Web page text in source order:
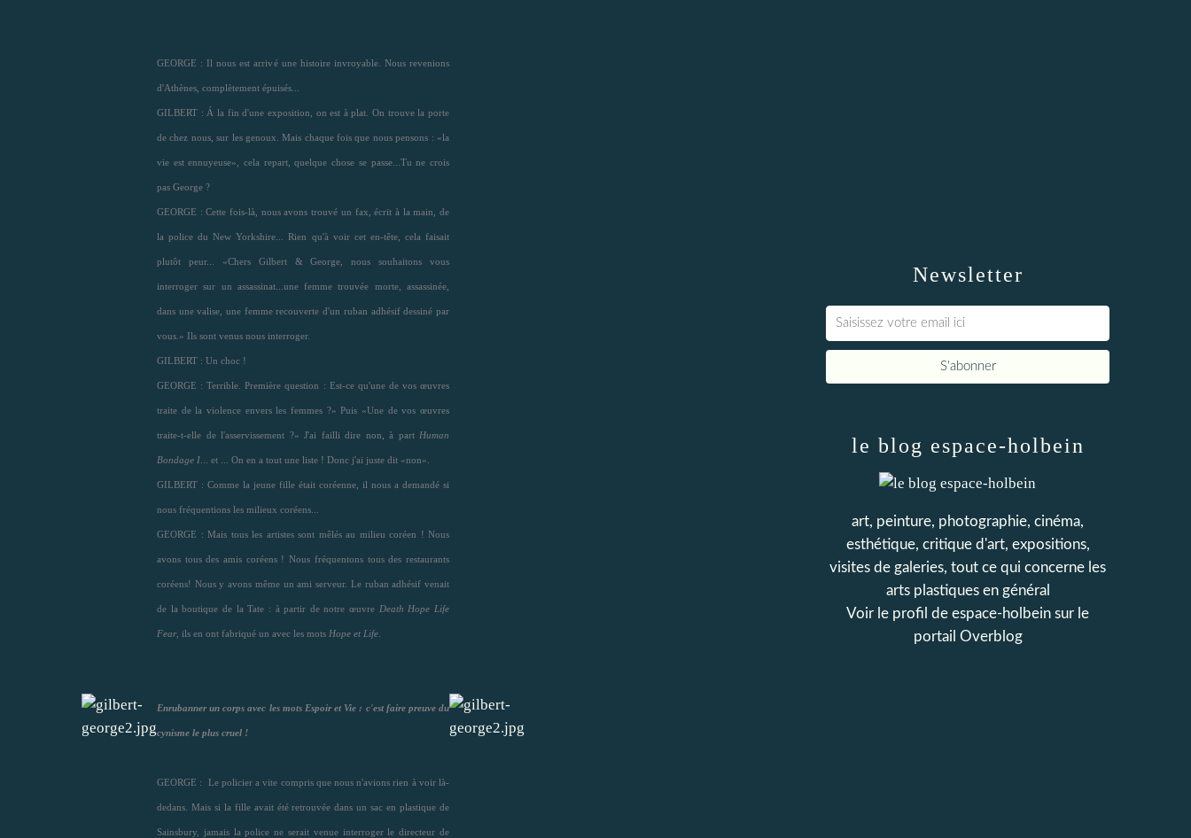
GEORGE : Il nous est arrivé une histoire invroyable. Nous revenions
d'Athènes, complètement épuisés...
GILBERT : Á la fin d'une exposition, on est à plat. On trouve la porte
de chez nous, sur les genoux. Mais chaque fois que nous pensons : «la
vie est ennuyeuse», cela repart, quelque chose se passe...Tu ne crois
pas George ?
GEORGE : Cette fois-là, nous avons trouvé un fax, écrit à la main, de
la police du New Yorkshire... Rien qu'à voir cet en-tête, cela faisait
plutôt peur... «Chers Gilbert & George, nous souhaitons vous
interroger sur un assassinat...une femme trouvée morte, assassinée,
dans une valise, une femme recouverte d'un ruban adhésif dessiné par
vous.» Ils sont venus nous interroger.
GILBERT : Un choc !
GEORGE : Terrible. Première question : Est-ce qu'une de vos œuvres
traite de la violence envers les femmes ?» Puis «Une de vos œuvres
traite-t-elle de l'asservissement ?» J'ai failli dire non, à part Human
Bondage I ... et ... On en a tout une liste ! Donc j'ai juste dit «non».
GILBERT : Comme la jeune fille était coréenne, il nous a demandé si
nous fréquentions les milieux coréens...
GEORGE : Mais tous les artistes sont mêlés au milieu coréen ! Nous
avons tous des amis coréens ! Nous fréquentons tous des restaurants
coréens! Nous y avons même un ami serveur. Le ruban adhésif venait
de la boutique de la Tate : à partir de notre œuvre Death Hope Life
Fear, ils en ont fabriqué un avec les mots Hope et Life
Enrubanner un corps avec les mots Espoir et Vie : c'est faire preuve du
cynisme le plus cruel !
GEORGE : Le policier a vite compris que nous n'avions rien à voir là-
dedans. Mais si la fille avait été retrouvée dans un sac en plastique de
Sainsbury, jamais la police ne serait venue interroger le directeur de
Newsletter
le blog espace-holbein
art, peinture, photographie, cinéma,
esthétique, critique d'art, expositions,
visites de galeries, tout ce qui concerne les
arts plastiques en général
Voir le profil de espace-holbein sur le
portail Overblog